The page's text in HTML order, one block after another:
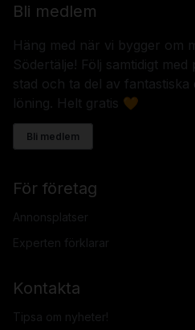
Bli medlem
Häng med när vi bygger om
Södertälje! Följ samtidigt
stad och ta del av fantastiska
löning. Helt gratis 🧡
Bli medlem
För företag
Annonsplatser
Experten förklarar
Kontakta
Tipsa om nyheter!